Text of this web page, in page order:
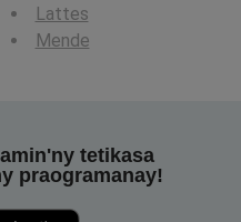
Lattes
Mende
tetikasa
praogramanay!